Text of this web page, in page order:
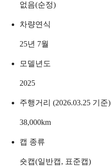
없음(순정)
차량연식
25년 7월
모델년도
2025
주행거리 (2026.03.25 기준)
38,000km
캡 종류
숏캡(일반캡, 표준캡)